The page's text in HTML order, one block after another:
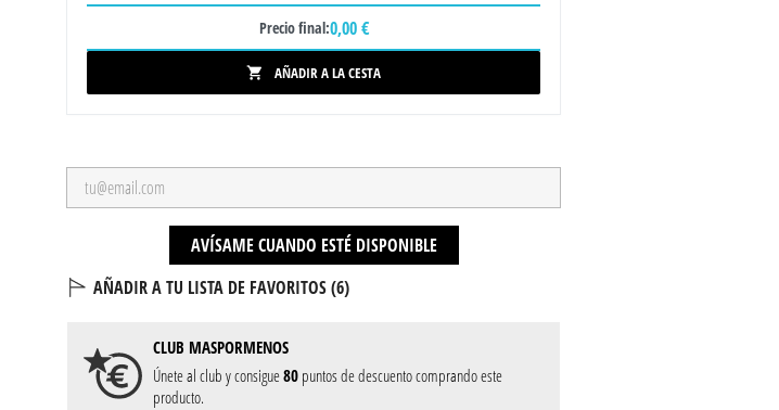
Precio final:0,00 €
 AÑADIR A LA CESTA
AVÍSAME CUANDO ESTÉ DISPONIBLE
AÑADIR A TU LISTA DE FAVORITOS (6)
CLUB MASPORMENOS
Únete al club y consigue80puntos de descuento comprando este
producto.